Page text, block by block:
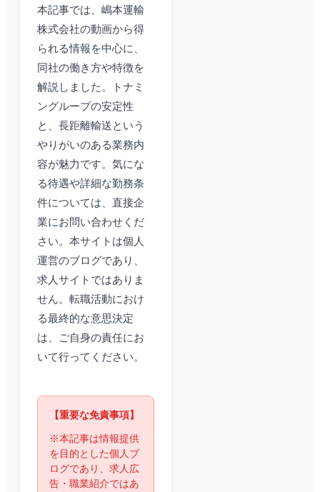
本記事では、嶋本運輸
株式会社の動画から得
られる情報を中心に、
同社の働き方や特徴を
解説しました。トナミ
ングループの安定性
と、長距離輸送という
やりがいのある業務内
容が魅力です。気にな
る待遇や詳細な勤務条
件については、直接企
業にお問い合わせくだ
さい。本サイトは個人
運営のブログであり、
求人サイトではありま
せん。転職活動におけ
る最終的な意思決定
は、ご自身の責任にお
いて行ってください。
【重要な免責事項】
※本記事は情報提供
を目的とした個人ブ
ログであり、求人広
告・職業紹介ではあ